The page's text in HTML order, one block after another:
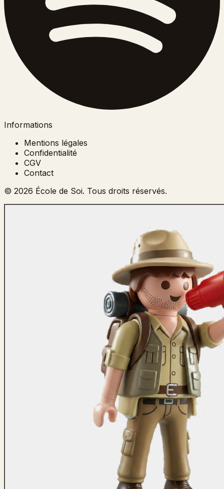
Informations
Mentions légales
Confidentialité
CGV
Contact
© 2026 École de Soi. Tous droits réservés.